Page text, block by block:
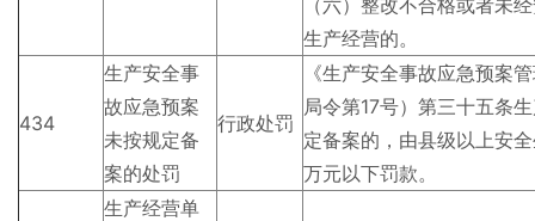
（六）整改不合格或者未
生产经营的。
434
生产安全事
故应急预案
未按规定备
案的处罚
行政处罚
《生产安全事故应急预案
局令第17号）第三十五条
定备案的，由县级以上安
万元以下罚款。
生产经营单